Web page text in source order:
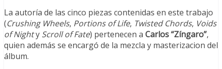
La autoría de las cinco piezas contenidas en este trabajo
(Crushing Wheels, Portions of Life, Twisted Chords, Voids
of Nighty Scroll of Fate) pertenecen a Carlos “Zíngaro”,
quien además se encargó de la mezcla y masterizacion del
álbum.